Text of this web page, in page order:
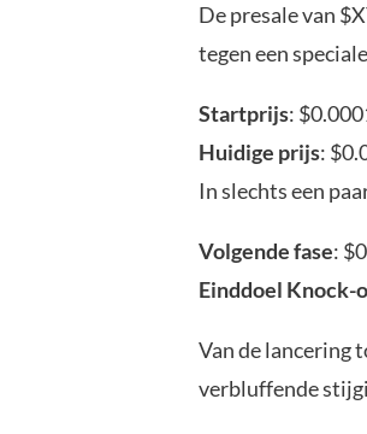
De presale van
tegen een
Startprijs:
Huidige prijs:
In slechts een
Volgende fase:
Einddoel Knock-
Van de lancering
verbluffende